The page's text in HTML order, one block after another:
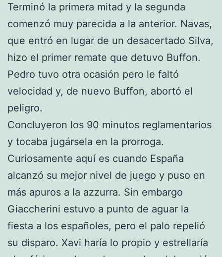
Terminó la primera mitad y la segunda
comenzó muy parecida a la anterior. Navas,
que entró en lugar de un desacertado Silva,
hizo el primer remate que detuvo Buffon.
Pedro tuvo otra ocasión pero le faltó
velocidad y, de nuevo Buffon, abortó el
peligro.
Concluyeron los 90 minutos reglamentarios
y tocaba jugársela en la prorroga.
Curiosamente aquí es cuando España
alcanzó su mejor nivel de juego y puso en
más apuros a la azzurra. Sin embargo
Giaccherini estuvo a punto de aguar la
fiesta a los españoles, pero el palo repelió
su disparo. Xavi haría lo propio y estrellaría